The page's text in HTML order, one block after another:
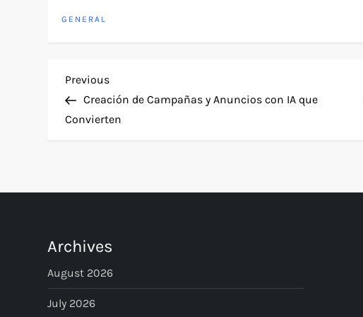
GENERAL
P
o
t
a
v
Previous
Post
Previous
Creación de Campañas y Anuncios con IA que
Convierten
Archives
August 2026
July 2026